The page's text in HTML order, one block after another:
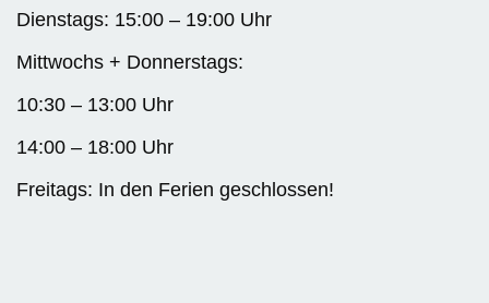
Dienstags: 15:00 – 19:00 Uhr
Mittwochs + Donnerstags:
10:30 – 13:00 Uhr
14:00 – 18:00 Uhr
Freitags: In den Ferien geschlossen!